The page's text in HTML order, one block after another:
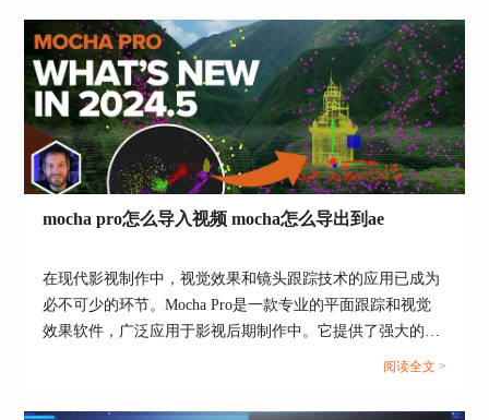
logo，并介绍mocha pro可以制作转场吗。通过这些内容，帮
助用户更好地理解和使用Mocha，提高后期制作的效果和效
率。...
mocha pro怎么导入视频 mocha怎么导出到ae
在现代影视制作中，视觉效果和镜头跟踪技术的应用已成为
必不可少的环节。Mocha Pro是一款专业的平面跟踪和视觉
效果软件，广泛应用于影视后期制作中。它提供了强大的镜
头跟踪、稳定化、去除物体等功能，帮助制作人员实现复杂
常与Mocha Pro结合使用，以提升效果质量。本文将详细探
阅读全文 >